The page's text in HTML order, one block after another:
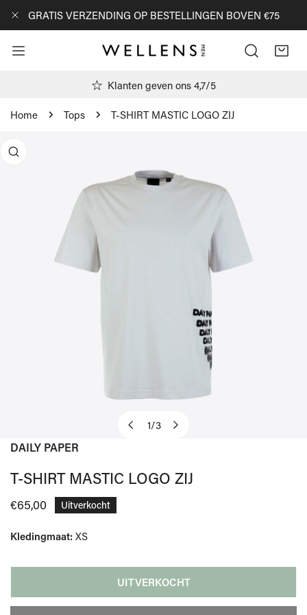
NAAR ARTIKEL
GRATIS VERZENDING OP BESTELLINGEN BOVEN €75
Klanten geven ons 4,7/5
Home Tops T-SHIRT MASTIC LOGO ZIJ
1/3
OPEN MEDIA IN GALERIJWEERGAVE
DAILY PAPER
T-SHIRT MASTIC LOGO ZIJ
Normale
€65,00 Uitverkocht
Kledingmaat: XS
UITVERKOCHT